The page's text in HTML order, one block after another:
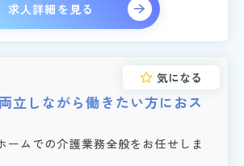
求人詳細を見る
立しながら働きたい方におス
ームでの介護業務全般をお任せしま
気になる